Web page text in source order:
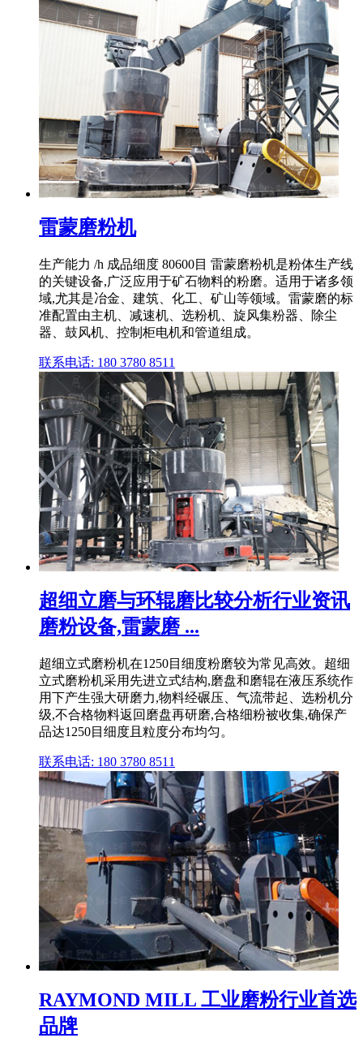
雷蒙磨粉机
生产能力 /h 成品细度 80600目 雷蒙磨粉机是粉体生产线
的关键设备,广泛应用于矿石物料的粉磨。适用于诸多领
域,尤其是冶金、建筑、化工、矿山等领域。雷蒙磨的标
准配置由主机、减速机、选粉机、旋风集粉器、除尘
器、鼓风机、控制柜电机和管道组成。
联系电话: 180 3780 8511
超细立磨与环辊磨比较分析行业资讯
磨粉设备,雷蒙磨 ...
超细立式磨粉机在1250目细度粉磨较为常见高效。超细
立式磨粉机采用先进立式结构,磨盘和磨辊在液压系统作
用下产生强大研磨力,物料经碾压、气流带起、选粉机分
级,不合格物料返回磨盘再研磨,合格细粉被收集,确保产
品达1250目细度且粒度分布均匀。
联系电话: 180 3780 8511
RAYMOND MILL 工业磨粉行业首选
品牌